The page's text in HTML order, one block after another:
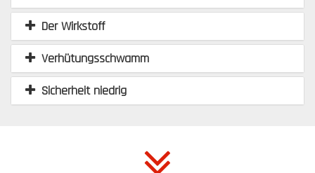
Der Wirkstoff
Verhütungsschwamm
Sicherheit niedrig